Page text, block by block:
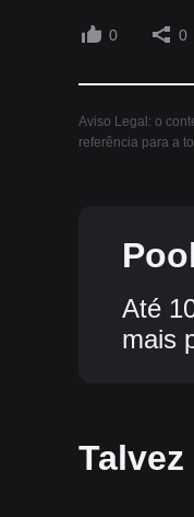
0 0
Aviso Legal: o
referência para a
Até
mais